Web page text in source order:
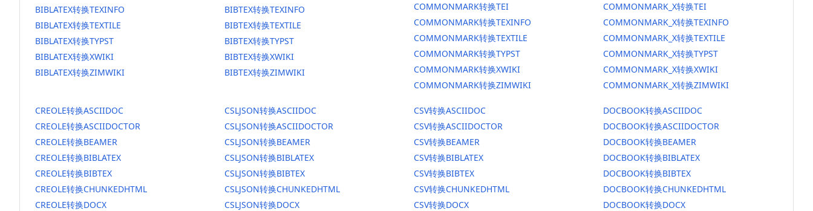
BIBLATEX转换TEXINFO
BIBLATEX转换TEXTILE
BIBLATEX转换TYPST
BIBLATEX转换XWIKI
BIBLATEX转换ZIMWIKI
BIBTEX转换TEXINFO
BIBTEX转换TEXTILE
BIBTEX转换TYPST
BIBTEX转换XWIKI
BIBTEX转换ZIMWIKI
COMMONMARK转换TEI
COMMONMARK转换TEXINFO
COMMONMARK转换TEXTILE
COMMONMARK转换TYPST
COMMONMARK转换XWIKI
COMMONMARK转换ZIMWIKI
COMMONMARK_X转换TEI
COMMONMARK_X转换TEXINFO
COMMONMARK_X转换TEXTILE
COMMONMARK_X转换TYPST
COMMONMARK_X转换XWIKI
COMMONMARK_X转换ZIMWIKI
CREOLE转换ASCIIDOC
CREOLE转换ASCIIDOCTOR
CREOLE转换BEAMER
CREOLE转换BIBLATEX
CREOLE转换BIBTEX
CREOLE转换CHUNKEDHTML
CREOLE转换DOCX
CSLJSON转换ASCIIDOC
CSLJSON转换ASCIIDOCTOR
CSLJSON转换BEAMER
CSLJSON转换BIBLATEX
CSLJSON转换BIBTEX
CSLJSON转换CHUNKEDHTML
CSLJSON转换DOCX
CSV转换ASCIIDOC
CSV转换ASCIIDOCTOR
CSV转换BEAMER
CSV转换BIBLATEX
CSV转换BIBTEX
CSV转换CHUNKEDHTML
CSV转换DOCX
DOCBOOK转换ASCIIDOC
DOCBOOK转换ASCIIDOCTOR
DOCBOOK转换BEAMER
DOCBOOK转换BIBLATEX
DOCBOOK转换BIBTEX
DOCBOOK转换CHUNKEDHTML
DOCBOOK转换DOCX